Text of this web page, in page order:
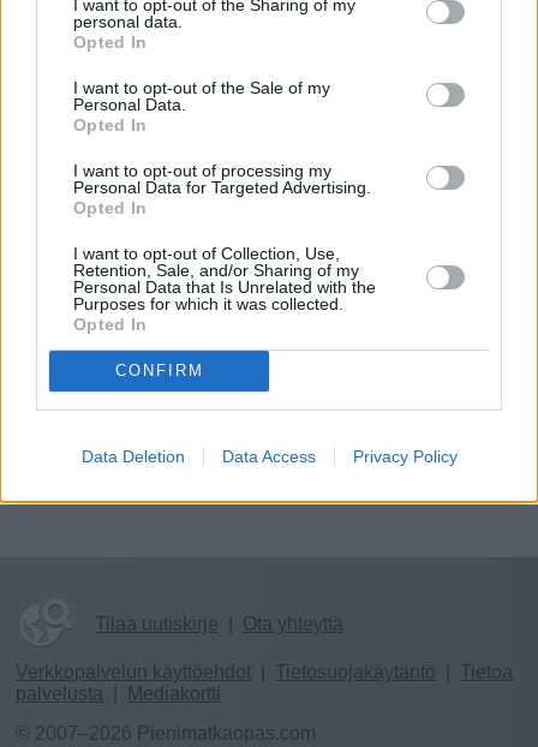
I want to opt-out of the Sharing of my
personal data.
Opted In
I want to opt-out of the Sale of my
Personal Data.
Opted In
I want to opt-out of processing my
Personal Data for Targeted Advertising.
Opted In
I want to opt-out of Collection, Use,
Retention, Sale, and/or Sharing of my
Personal Data that Is Unrelated with the
Purposes for which it was collected.
Opted In
CONFIRM
Data Deletion Data Access Privacy Policy
booking.com) tai majoituspaikan omilta verkkosivuilta.
Jos huomaat sivulla muutettavaa,
Ei aiherajausta
Pyhäniemi
Padel-kenttä, tenniskenttä, frisbeegolfrata, ravintola
Pyhäniemi, pururata, ranta jossa vesiliukumäki järveen.
www.pyhaniemiwellbeing.fi
Pyhäniementie 251, 39820 Kihniö (kartalla)
Hyvä lapsiperheille
Vauhdikas
Tilaa uutiskirje Ota yhteyttä
Verkkopalvelun käyttöehdot Tietosuojakäytäntö
Tietoa
palvelusta
Mediakortti
© 2007–2026 Pienimatkaopas.com